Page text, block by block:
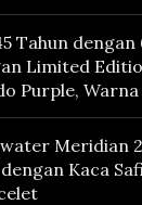
Tahun dengan
Limited
Purple, Warna
Tokyo
Meridian
Kaca